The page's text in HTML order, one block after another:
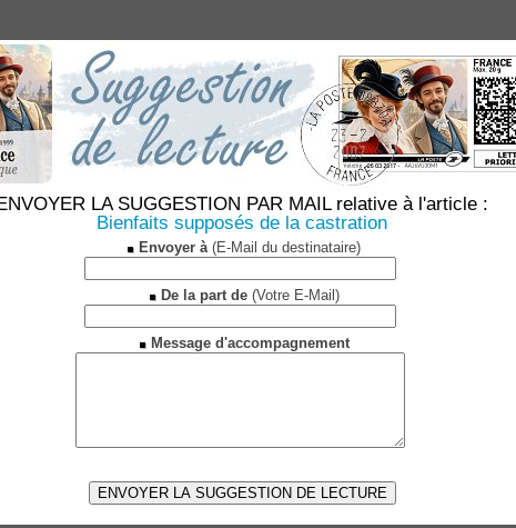
LA SUGGESTION PAR MAIL relative à l'article :
Bienfaits supposés de la castration
Envoyer à(E-Mail du destinataire)
De la part de(Votre E-Mail)
Message d'accompagnement